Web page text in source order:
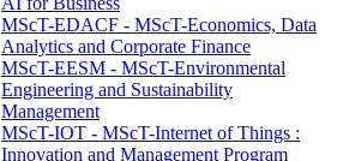
MScT-EDACF - MScT-Economics, Data
Analytics and Corporate Finance
MScT-EESM - MScT-Environmental
Engineering and Sustainability
Management
MScT-IOT - MScT-Internet of Things :
Innovation and Management Program